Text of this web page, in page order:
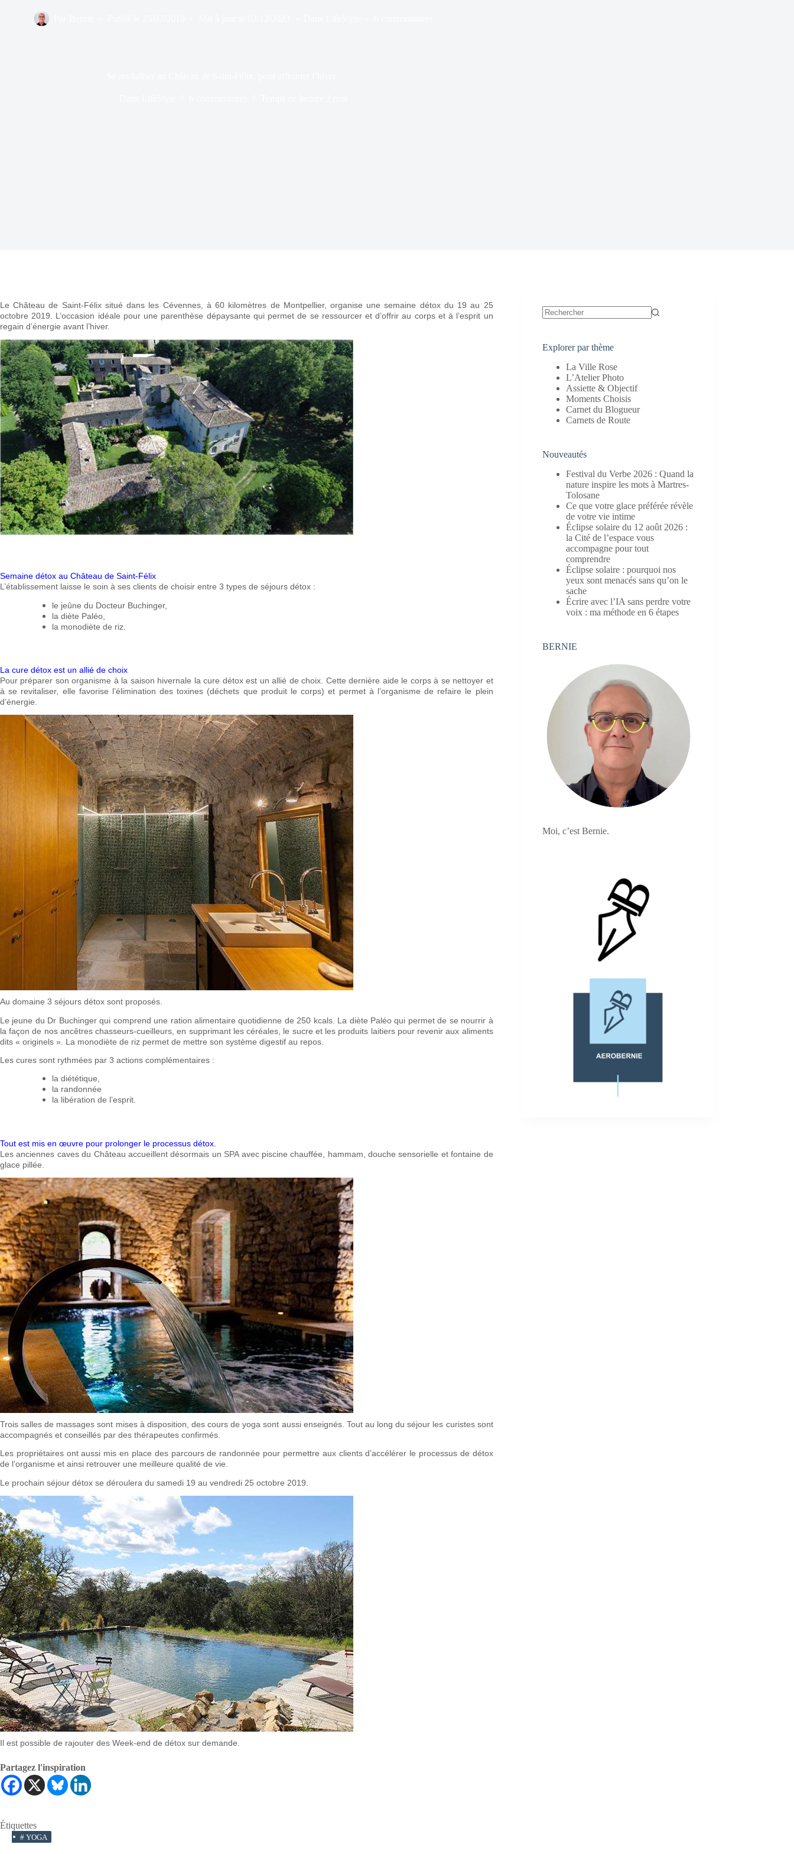
Le Château de Saint-Félix situé dans les Cévennes, à 60 kilomètres de Montpellier, organise une semaine détox du 19 au 25
octobre 2019. L’occasion idéale pour une parenthèse dépaysante qui permet de se ressourcer et d’offrir au corps et à l’esprit un
regain d’énergie avant l’hiver.
Semaine détox au Château de Saint-Félix
L’établissement laisse le soin à ses clients de choisir entre 3 types de séjours détox :
le jeûne du Docteur Buchinger,
la diète Paléo,
la monodiète de riz.
La cure détox est un allié de choix
Pour préparer son organisme à la saison hivernale la cure détox est un allié de choix. Cette dernière aide le corps à se nettoyer et
à se revitaliser, elle favorise l’élimination des toxines (déchets que produit le corps) et permet à l’organisme de refaire le plein
d’énergie.
Au domaine 3 séjours détox sont proposés.
Le jeune du Dr Buchinger qui comprend une ration alimentaire quotidienne de 250 kcals. La diète Paléo qui permet de se nourrir à
la façon de nos ancêtres chasseurs-cueilleurs, en supprimant les céréales, le sucre et les produits laitiers pour revenir aux aliments
dits « originels ». La monodiète de riz permet de mettre son système digestif au repos.
Les cures sont rythmées par 3 actions complémentaires :
la diététique,
la randonnée
la libération de l’esprit.
Tout est mis en œuvre pour prolonger le processus détox.
Les anciennes caves du Château accueillent désormais un SPA avec piscine chauffée, hammam, douche sensorielle et fontaine de
glace pillée.
Trois salles de massages sont mises à disposition, des cours de yoga sont aussi enseignés. Tout au long du séjour les curistes sont
accompagnés et conseillés par des thérapeutes confirmés.
Les propriétaires ont aussi mis en place des parcours de randonnée pour permettre aux clients d’accélérer le processus de détox
de l’organisme et ainsi retrouver une meilleure qualité de vie.
Le prochain séjour détox se déroulera du samedi 19 au vendredi 25 octobre 2019.
Il est possible de rajouter des Week-end de détox sur demande.
Partagez l'inspiration
Étiquettes
# YOGA
Explorer par thème
La Ville Rose
L’Atelier Photo
Assiette & Objectif
Moments Choisis
Carnet du Blogueur
Carnets de Route
Nouveautés
Festival du Verbe 2026 : Quand la
nature inspire les mots à Martres-
Tolosane
Ce que votre glace préférée révèle
de votre vie intime
Éclipse solaire du 12 août 2026 :
la Cité de l’espace vous
accompagne pour tout
comprendre
Éclipse solaire : pourquoi nos
yeux sont menacés sans qu’on le
sache
Écrire avec l’IA sans perdre votre
voix : ma méthode en 6 étapes
BERNIE
Moi, c’est Bernie.